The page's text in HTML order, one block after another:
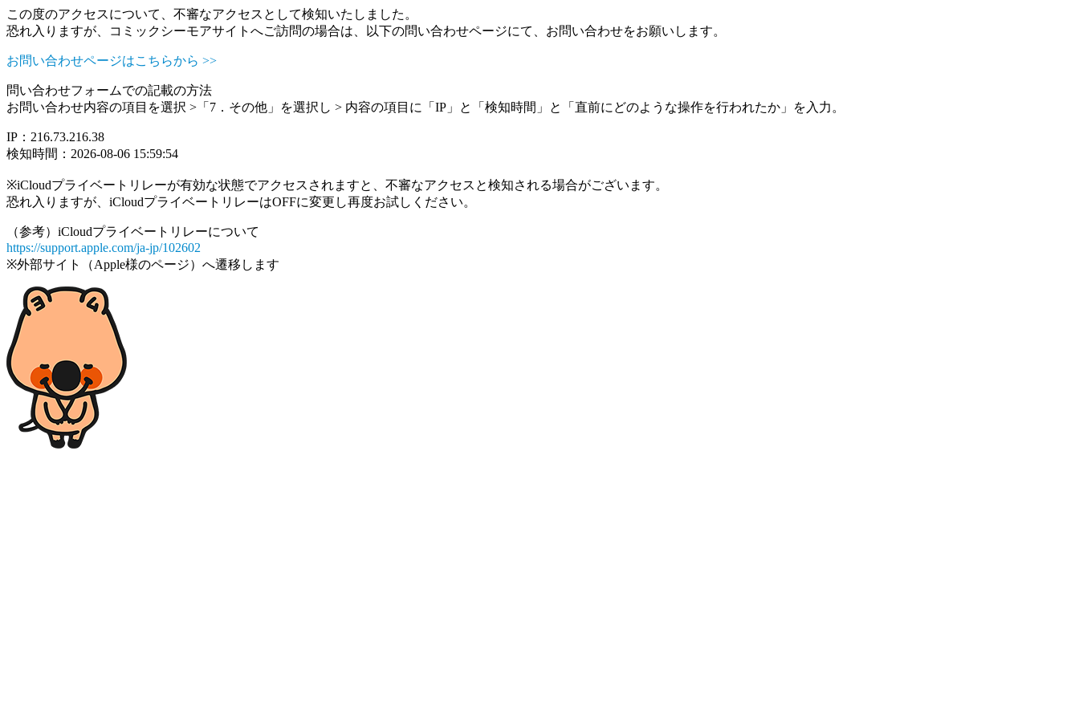
この度のアクセスについて、不審なアクセスとして検知いたしました。
恐れ入りますが、コミックシーモアサイトへご訪問の場合は、以下の問い合わせページにて、お問い合わせをお願いします。
お問い合わせページはこちらから >>
問い合わせフォームでの記載の方法
お問い合わせ内容の項目を選択 >「7．その他」を選択し > 内容の項目に「IP」と「検知時間」と「直前にどのような操作を行われたか」を入力。
IP：216.73.216.38
検知時間：2026-08-06 15:59:54
※iCloudプライベートリレーが有効な状態でアクセスされますと、不審なアクセスと検知される場合がございます。
恐れ入りますが、iCloudプライベートリレーはOFFに変更し再度お試しください。
（参考）iCloudプライベートリレーについて
https://support.apple.com/ja-jp/102602
※外部サイト（Apple様のページ）へ遷移します